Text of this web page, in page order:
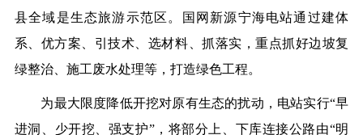
县全域是生态旅游示范区。国网新源宁海电站通过建体
系、优方案、引技术、选材料、抓落实，重点抓好边坡复
绿整治、施工废水处理等，打造绿色工程。
为最大限度降低开挖对原有生态的扰动，电站实行“早
进洞、少开挖、强支护”， 将部分上、下库连接公路由“明